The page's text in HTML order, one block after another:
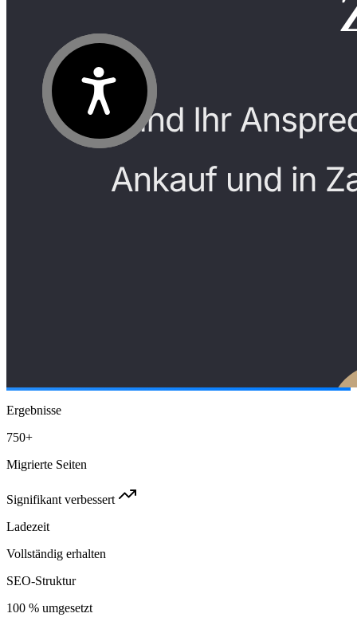
Ergebnisse
750+
Migrierte Seiten
Signifikant verbessert
Ladezeit
Vollständig erhalten
SEO-Struktur
100 % umgesetzt